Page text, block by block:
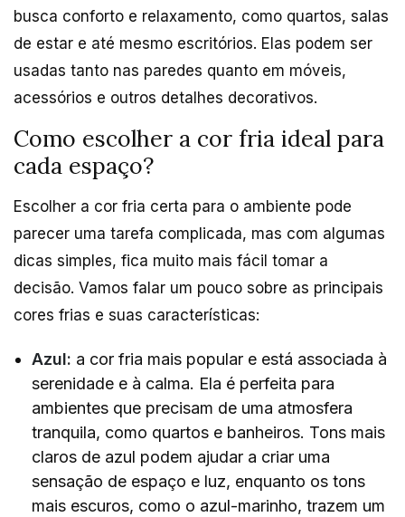
busca conforto e relaxamento, como quartos, salas
de estar e até mesmo escritórios. Elas podem ser
usadas tanto nas paredes quanto em móveis,
acessórios e outros detalhes decorativos.
Como escolher a cor fria ideal para
cada espaço?
Escolher a cor fria certa para o ambiente pode
parecer uma tarefa complicada, mas com algumas
dicas simples, fica muito mais fácil tomar a
decisão. Vamos falar um pouco sobre as principais
cores frias e suas características:
Azul: a cor fria mais popular e está associada à
serenidade e à calma. Ela é perfeita para
ambientes que precisam de uma atmosfera
tranquila, como quartos e banheiros. Tons mais
claros de azul podem ajudar a criar uma
sensação de espaço e luz, enquanto os tons
mais escuros, como o azul-marinho, trazem um